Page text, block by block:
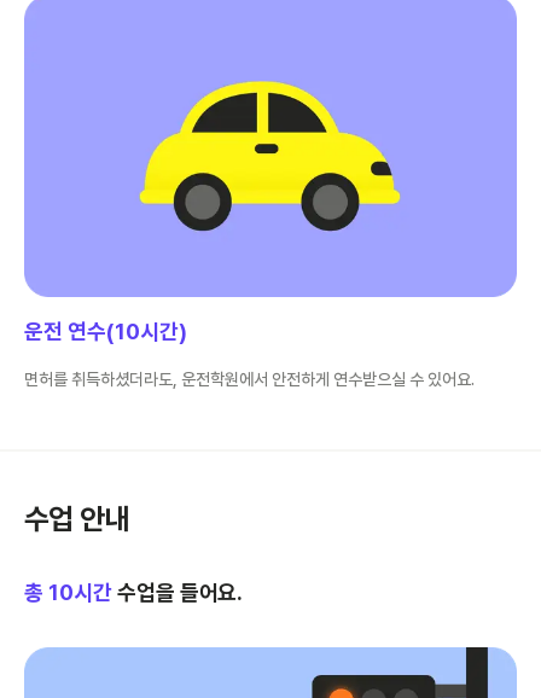
운전 연수(10시간)
면허를 취득하셨더라도, 운전학원에서 안전하게 연수받으실 수 있어요.
수업 안내
총 10시간 수업을 들어요.